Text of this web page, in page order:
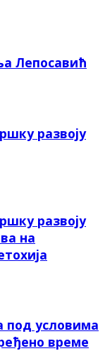
Лепосавић
развоју
развоју
на
под условима
време